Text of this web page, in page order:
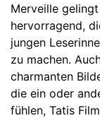
Merveille
hervorragend,
jungen
zu machen.
charmanten
die ein oder
fühlen, Tatis